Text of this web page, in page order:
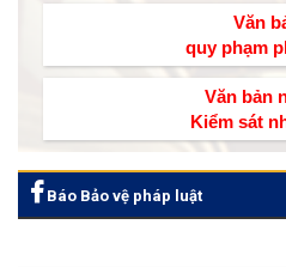
Văn
quy phạm
Văn bản
Kiểm sát
Báo Bảo vệ pháp luật